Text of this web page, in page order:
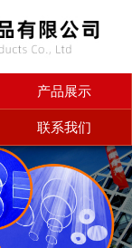
产品展示
联系我们